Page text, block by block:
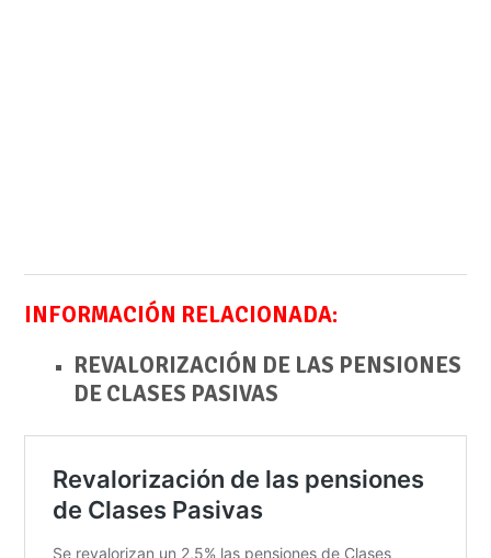
INFORMACIÓN RELACIONADA:
REVALORIZACIÓN DE LAS PENSIONES
DE CLASES PASIVAS